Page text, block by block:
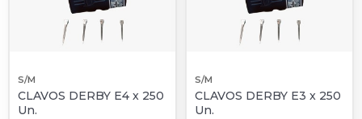
S/M
CLAVOS DERBY E4 x 250
Un.
S/M
CLAVOS DERBY E3 x 250
Un.